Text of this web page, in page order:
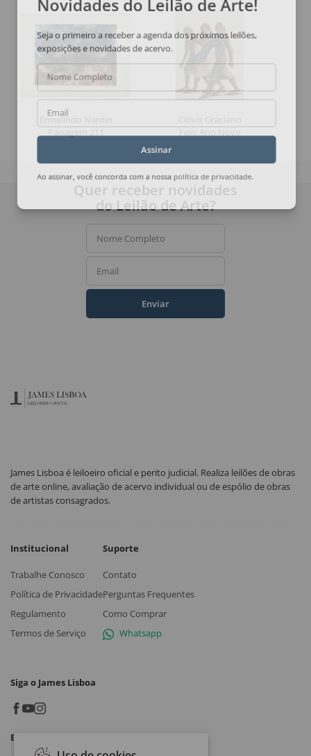
Ermelindo Nardin
Paisagem 211
Clóvis Graciano
Feliz Ano Novo
Seja o primeiro a receber a agenda dos próximos leilões,
exposições e novidades de acervo.
Nome Completo
Email
Assinar
Ao assinar, você concorda com a nossapolítica de privacidade
Quer receber novidades
do Leilão de Arte?
Nome Completo
Email
Enviar
James Lisboa é leiloeiro oficial e perito judicial. Realiza leilões de obras
de arte online, avaliação de acervo individual ou de espólio de obras
de artistas consagrados.
Institucional
Trabalhe Conosco
Política de Privacidade
Regulamento
Termos de Serviço
Suporte
Contato
Perguntas Frequentes
Como Comprar
Whatsapp
Siga o James Lisboa
Baixe o App